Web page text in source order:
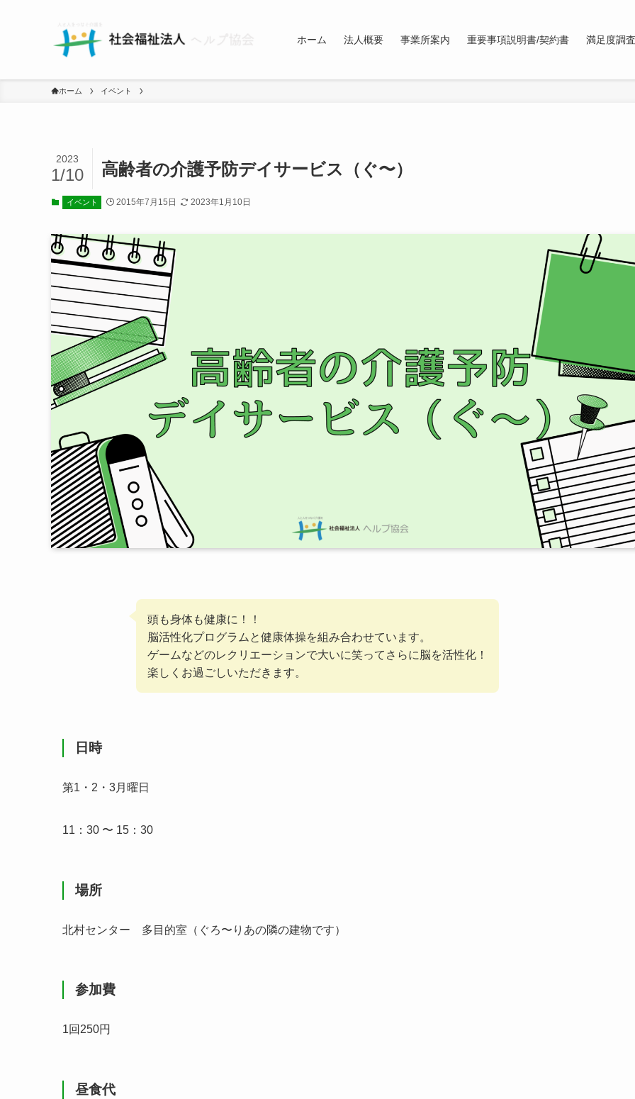
ホーム 法人概要 事業所案内 重要事項説明書/契約書 満足度調
ホーム イベント
高齢者の介護予防デイサービス（ぐ〜）
2023
1/10
イベント 2015年7月15日 2023年1月10日
頭も身体も健康に！！
脳活性化プログラムと健康体操を組み合わせています。
ゲームなどのレクリエーションで大いに笑ってさらに脳を活性化！
楽しくお過ごしいただきます。
日時
第1・2・3月曜日
11：30 〜 15：30
場所
北村センター 多目的室（ぐろ〜りあの隣の建物です）
参加費
1回250円
昼食代